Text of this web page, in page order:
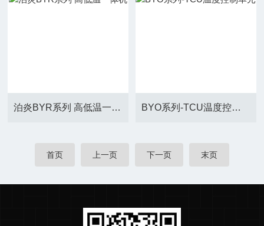
泊炎BYR系列 高低温一体机 BYO系列-TCU温度控制单元
首页 上一页 下一页 末页